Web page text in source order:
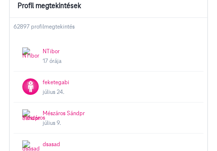
Profil megtekintések
62897 profilmegtekintés
NTibor
17 órája
feketegabi
július 24.
Mészáros Sándpr
július 9.
dsasad